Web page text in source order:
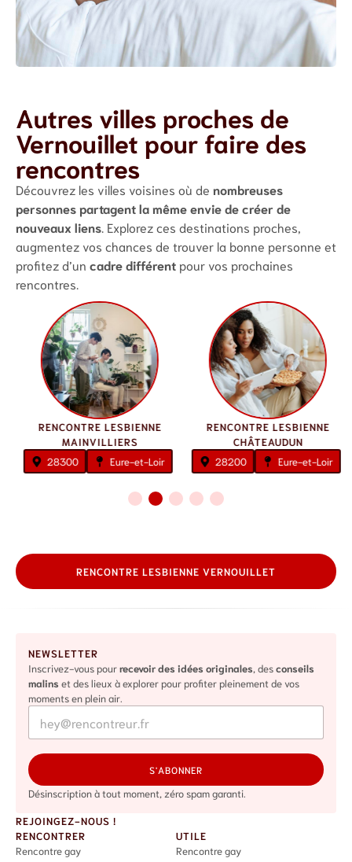
Autres villes proches de
Vernouillet pour faire des
rencontres
Découvrez les villes voisines où de nombreuses
personnes partagent la même envie de créer de
nouveaux liens . Explorez ces destinations proches,
augmentez vos chances de trouver la bonne personne et
profitez d’un cadre différent pour vos prochaines
rencontres.
RENCONTRE LESBIENNE
MAINVILLIERS
28300
Eure-et-Loir
RENCONTRE LESBIENNE
CHÂTEAUDUN
28200
Eure-et-Loir
3 4 5
RENCONTRE LESBIENNE VERNOUILLET
NEWSLETTER
Inscrivez-vous pourrecevoir des idées originales, desconseils
malins et des lieux à explorer pour profiter pleinement de vos
moments en plein air.
a
i
l
*
*
E
a
l
*
S'ABONNER
Désinscription à tout moment, zéro spam garanti.
REJOINGEZ-NOUS !
RENCONTRER
Rencontre gay
UTILE
Rencontre gay